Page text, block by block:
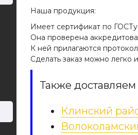
Наша продукция:
Имеет сертификат по ГОСТу
Она проверена
К ней прилагаются
Сделать заказ можно легко
Также доставляем
Клинский